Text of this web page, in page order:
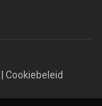
Cookiebeleid